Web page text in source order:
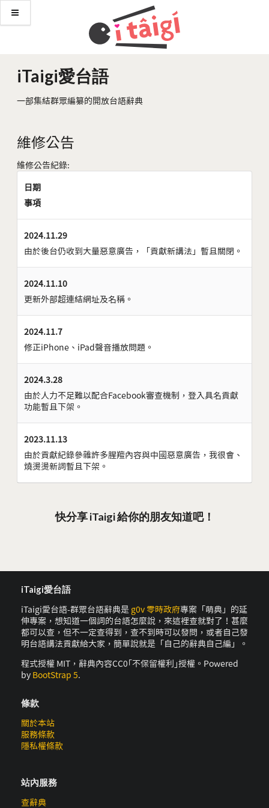
iTaigi愛台語
一部集結群眾編纂的開放台語辭典
維修公告
維修公告紀錄:
日期
事項
2024.11.29
由於後台仍收到大量惡意廣告，「貢獻新講法」暫且關閉。
2024.11.10
更新外部超連結網址及名稱。
2024.11.7
修正iPhone、iPad聲音播放問題。
2024.3.28
由於人力不足難以配合Facebook審查機制，登入具名貢獻
功能暫且下架。
2023.11.13
由於貢獻紀錄參雜許多腥羶內容與中國惡意廣告，我很會、
燒燙燙新詞暫且下架。
快分享 iTaigi 給你的朋友知道吧！
iTaigi愛台語
iTaigi愛台語-群眾台語辭典是 g0v 零時政府專案「萌典」的延
伸專案，想知道一個詞的台語怎麼說，來這裡查就對了！甚麼
都可以查，但不一定查得到，查不到時可以發問，或者自己發
明台語講法貢獻給大家，簡單說就是「自己的辭典自己編」。
程式授權 MIT，辭典內容CC0｢不保留權利｣授權。Powered
by BootStrap 5.
條款
關於本站
服務條款
隱私權條款
站內服務
查辭典